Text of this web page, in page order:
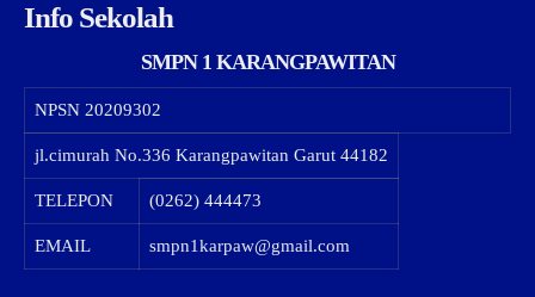
Info Sekolah
SMPN 1 KARANGPAWITAN
NPSN 20209302
jl.cimurah No.336 Karangpawitan Garut 44182
TELEPON (0262) 444473
EMAIL smpn1karpaw@gmail.com